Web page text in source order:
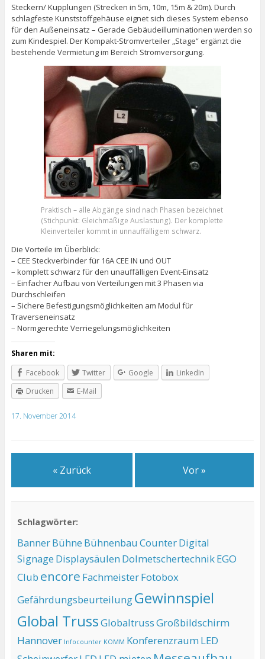
Steckern/ Kupplungen (Strecken in 5m, 10m, 15m & 20m). Durch
schlagfeste Kunststoffgehäuse eignet sich dieses System ebenso
für den Außeneinsatz – Gerade Gebäudeilluminationen werden so
zum Kindespiel. Der Kompakt-Stromverteiler „Stage“ ergänzt die
bestehende Vermietung im Bereich Stromversorgung.
Praktisch – alle Abgänge sind nach Phasen bezeichnet
(Stichpunkt: Gleichmäßige Auslastung). Der komplette
Kleinverteiler kommt in unnauffälligem schwarz.
Die Vorteile im Überblick:
– CEE Steckverbinder für 16A CEE IN und OUT
– komplett schwarz für den unauffälligen Event-Einsatz
– Einfacher Aufbau von Verteilungen mit 3 Phasen via
Durchschleifen
– Sichere Befestigungsmöglichkeiten am Modul für
Traverseneinsatz
– Normgerechte Verriegelungsmöglichkeiten
Sharen mit:
Facebook
Twitter Google
LinkedIn
Drucken
E-Mail
17. November 2014
« Zurück Vor »
Schlagwörter:
BannerBühne BühnenbauCounterDigital
Signage DisplaysäulenDolmetschertechnikEGO
Club encore FachmeisterFotobox
GefährdungsbeurteilungGewinnspiel
Global TrussGlobaltrussGroßbildschirm
Hannover Infocounter KOMM KonferenzraumLED